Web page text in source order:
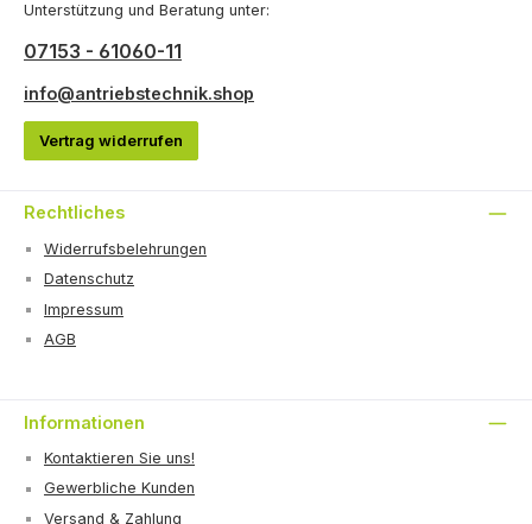
Unterstützung und Beratung unter:
07153 - 61060-11
info@antriebstechnik.shop
Vertrag widerrufen
Rechtliches
Widerrufsbelehrungen
Datenschutz
Impressum
AGB
Informationen
Kontaktieren Sie uns!
Gewerbliche Kunden
Versand & Zahlung